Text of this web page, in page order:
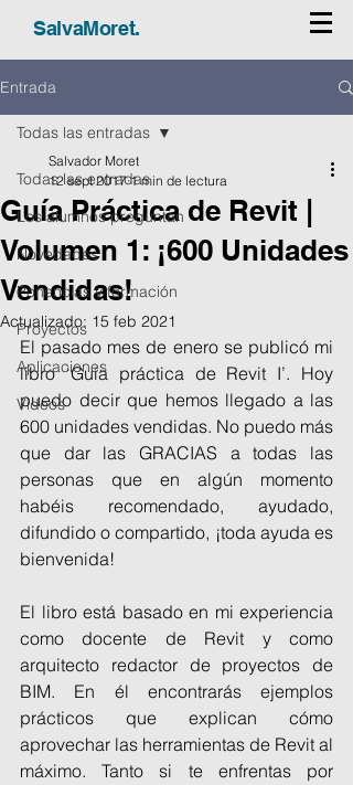
SalvaMoret.
Entrada
Todas las entradas
Los alumnos preguntan
Novedades
Ponencias y formación
Proyectos
Aplicaciones
Vídeos
Todas las entradas
Guía Práctica de Revit |
Volumen 1: ¡600 Unidades
Vendidas!
Salvador Moret
12 sept 2017 1 min de lectura
Actualizado: 15 feb 2021
El pasado mes de enero se publicó mi
libro ‘Guía práctica de Revit I’. Hoy
puedo decir que hemos llegado a las
600 unidades vendidas. No puedo más
que dar las GRACIAS a todas las
personas que en algún momento
habéis recomendado, ayudado,
difundido o compartido, ¡toda ayuda es
bienvenida!
El libro está basado en mi experiencia
como docente de Revit y como
arquitecto redactor de proyectos de
BIM. En él encontrarás ejemplos
prácticos que explican cómo
aprovechar las herramientas de Revit al
máximo. Tanto si te enfrentas por